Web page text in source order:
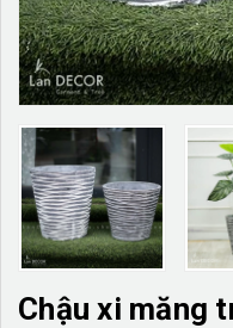
TƯ VẤN LIÊN
Chậu xi măng